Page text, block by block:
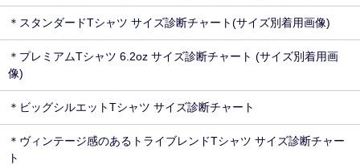
＊スタンダードTシャツ サイズ診断チャート(サイズ別着用画像)
＊プレミアムTシャツ 6.2oz サイズ診断チャート (サイズ別着用画
像)
＊ビッグシルエットTシャツ サイズ診断チャート
＊ヴィンテージ感のあるトライブレンドTシャツ サイズ診断チャー
ト